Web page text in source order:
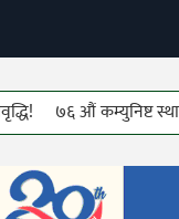
७६ औं कम्युनिष्ट स्थापना